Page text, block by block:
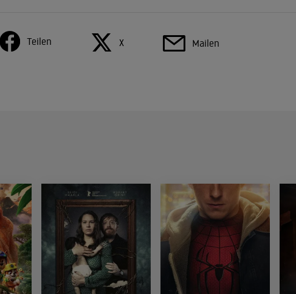
Teilen X Mailen